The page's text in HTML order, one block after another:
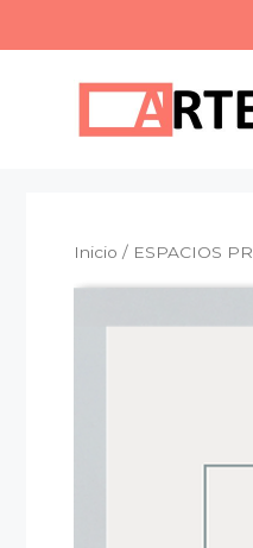
Inicio / ESPACIOS